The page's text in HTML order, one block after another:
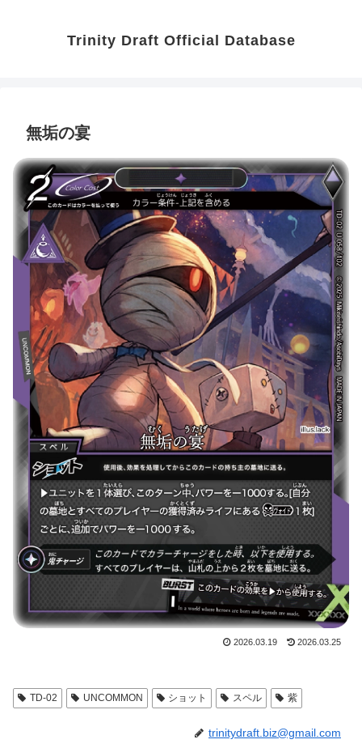
Trinity Draft Official Database
無垢の宴
2026.03.19 2026.03.25
TD-02 UNCOMMON ショット スペル 紫
trinitydraft.biz@gmail.com